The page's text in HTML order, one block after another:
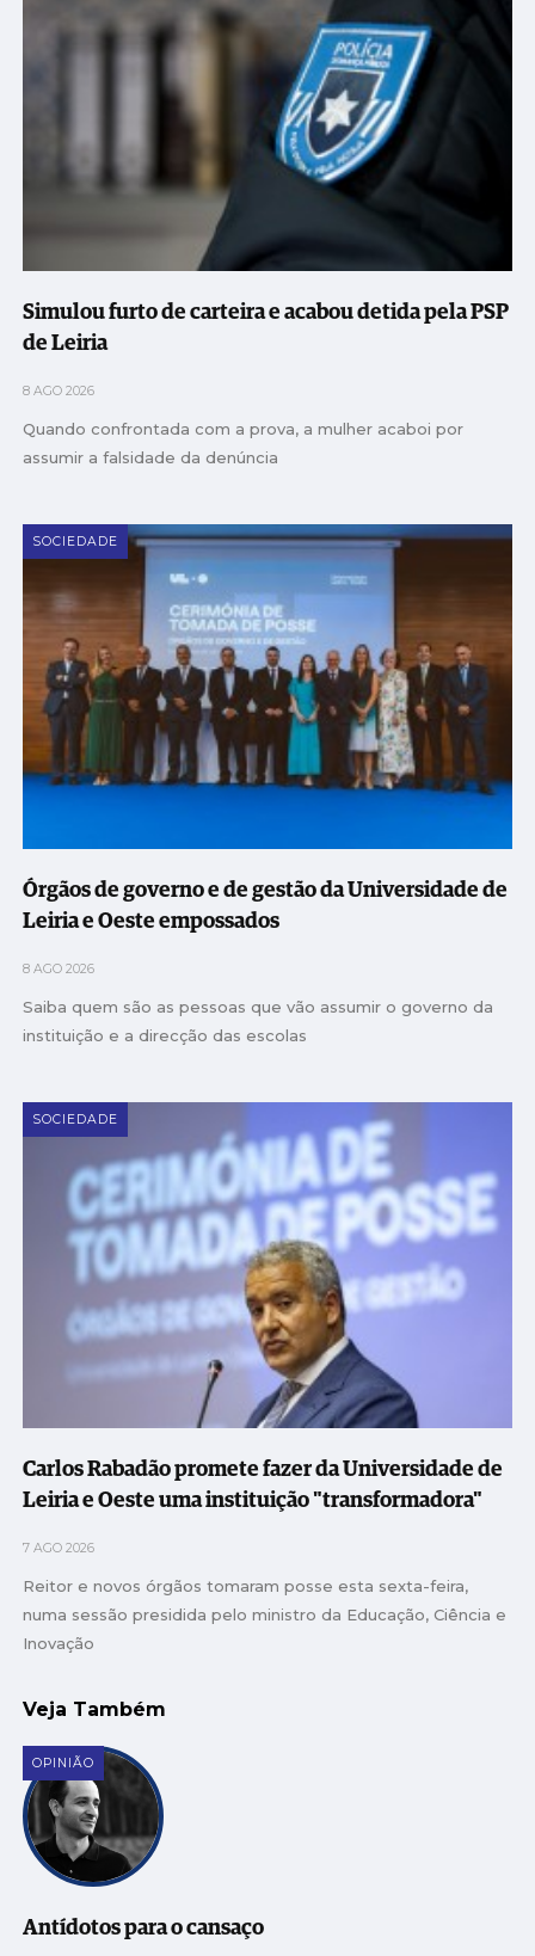
Simulou furto de carteira e acabou detida pela PSP
de Leiria
8 AGO 2026
Quando confrontada com a prova, a mulher acaboi por
assumir a falsidade da denúncia
SOCIEDADE
Órgãos de governo e de gestão da Universidade de
Leiria e Oeste empossados
8 AGO 2026
Saiba quem são as pessoas que vão assumir o governo da
instituição e a direcção das escolas
SOCIEDADE
Carlos Rabadão promete fazer da Universidade de
Leiria e Oeste uma instituição "transformadora"
7 AGO 2026
Reitor e novos órgãos tomaram posse esta sexta-feira,
numa sessão presidida pelo ministro da Educação, Ciência e
Inovação
Veja Também
OPINIÃO
Antídotos para o cansaço